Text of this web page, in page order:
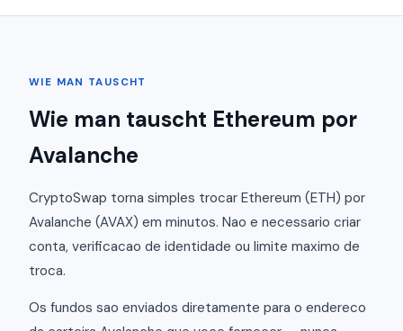
WIE MAN TAUSCHT
Wie man tauscht Ethereum por
Avalanche
CryptoSwap torna simples trocar Ethereum (ETH) por
Avalanche (AVAX) em minutos. Nao e necessario criar
conta, verificacao de identidade ou limite maximo de
troca.
Os fundos sao enviados diretamente para o endereco